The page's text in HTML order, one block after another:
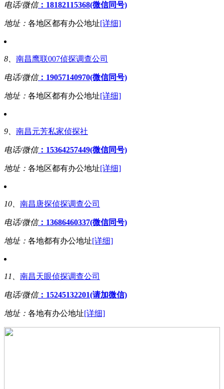
电话/微信：18182115368(微信同号)
地址： 各地区都有办公地址[详细]
8、 南昌鹰联007侦探调查公司
电话/微信：19057140970(微信同号)
地址： 各地区都有办公地址[详细]
9、 南昌元芳私家侦探社
电话/微信：15364257449(微信同号)
地址： 各地区都有办公地址[详细]
10、 南昌唐探侦探调查公司
电话/微信：13686460337(微信同号)
地址： 各地都有办公地址[详细]
11、 南昌天眼侦探调查公司
电话/微信：15245132201(请加微信)
地址： 各地有办公地址[详细]